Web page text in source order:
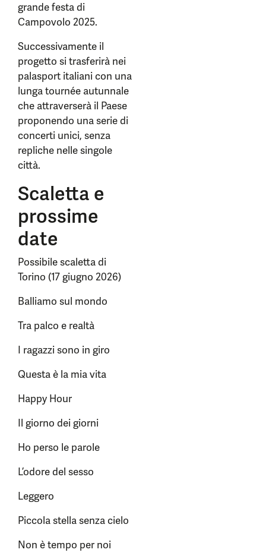
grande festa di
Campovolo 2025.
Successivamente il
progetto si trasferirà nei
palasport italiani con una
lunga tournée autunnale
che attraverserà il Paese
proponendo una serie di
concerti unici, senza
repliche nelle singole
città.
Scaletta e
prossime
date
Possibile scaletta di
Torino (17 giugno 2026)
Balliamo sul mondo
Tra palco e realtà
I ragazzi sono in giro
Questa è la mia vita
Happy Hour
Il giorno dei giorni
Ho perso le parole
L’odore del sesso
Leggero
Piccola stella senza cielo
Non è tempo per noi